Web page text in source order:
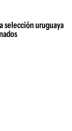
selección uruguaya